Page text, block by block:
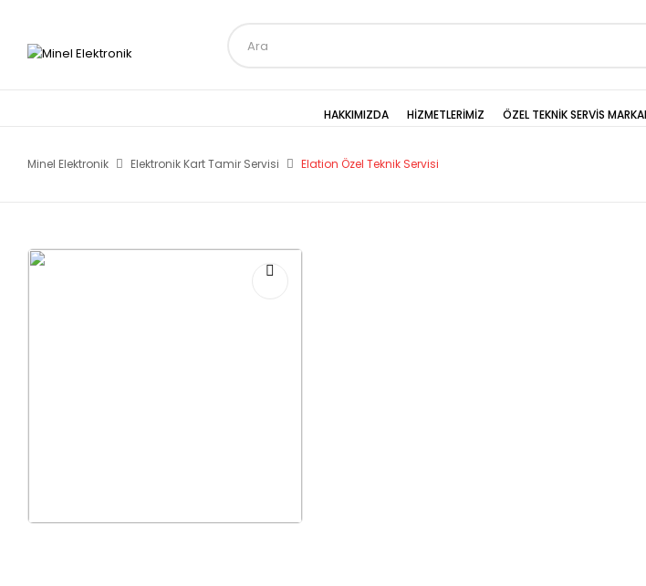
HAKKIMIZDA HİZMETLERİMİZ ÖZEL TEKNİK SERVİS
Minel Elektronik Elektronik Kart Tamir Servisi Elation Özel Teknik Servisi